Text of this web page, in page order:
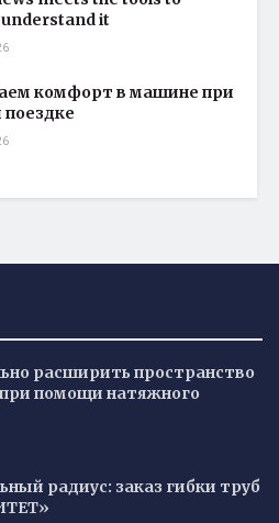
it
комфорт в машине при
расширить пространство
помощи натяжного
радиус: заказ гибки труб